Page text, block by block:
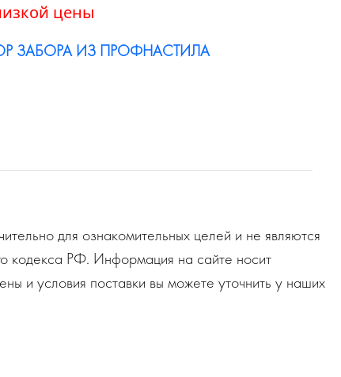
цены
ЗАБОРА ИЗ ПРОФНАСТИЛА
для ознакомительных целей и не являются
кодекса РФ. Информация на сайте носит
и условия поставки вы можете уточнить у наших